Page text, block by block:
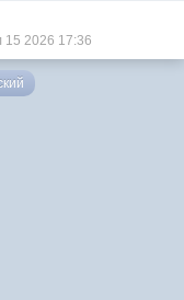
15 2026 17:36